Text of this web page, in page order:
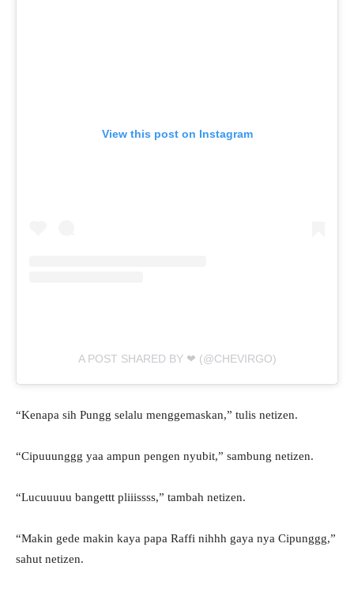
View this post on Instagram
A POST SHARED BY ❤ (@CHEVIRGO)
“Kenapa sih Pungg selalu menggemaskan,” tulis netizen.
“Cipuuunggg yaa ampun pengen nyubit,” sambung netizen.
“Lucuuuuu bangettt pliiissss,” tambah netizen.
“Makin gede makin kaya papa Raffi nihhh gaya nya Cipunggg,”
sahut netizen.